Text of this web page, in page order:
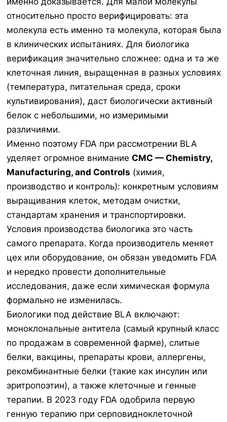
относительно просто верифицировать: эта
молекула есть именно та молекула, которая была
в клинических испытаниях. Для биологика
верификация значительно сложнее: одна и та же
клеточная линия, выращенная в разных условиях
(температура, питательная среда, сроки
культивирования), даст биологически активный
белок с небольшими, но измеримыми
различиями.
Именно поэтому FDA при рассмотрении BLA
уделяет огромное внимание CMC — Chemistry,
Manufacturing, and Controls (химия,
производство и контроль): конкретным условиям
выращивания клеток, методам очистки,
стандартам хранения и транспортировки.
Условия производства биологика это часть
самого препарата. Когда производитель меняет
цех или оборудование, он обязан уведомить FDA
и нередко провести дополнительные
исследования, даже если химическая формула
формально не изменилась.
Биологики под действие BLA включают:
моноклональные антитела (самый крупный класс
по продажам в современной фарме), слитые
белки, вакцины, препараты крови, аллергены,
рекомбинантные белки (такие как инсулин или
эритропоэтин), а также клеточные и генные
терапии. В 2023 году FDA одобрила первую
генную терапию при серповидноклеточной